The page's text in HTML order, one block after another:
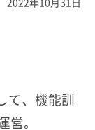
2022年10月31日
て、機能訓
営｡